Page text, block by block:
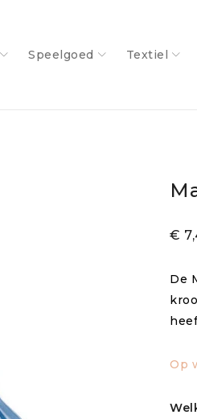
Speelgoed Textiel
€
De
Op